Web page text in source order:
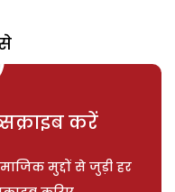
करें
मुद्दों से जुड़ी हर